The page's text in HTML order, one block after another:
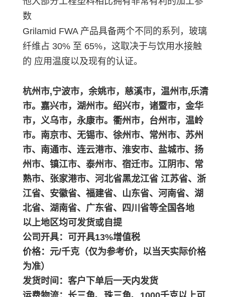
数
Grilamid FWA 产品具备两个不同的系列，玻璃
纤维占 30% 至 65%，这取决于与饮用水接触
的 应用温度以及现有的认证。
杭州市,宁波市，余姚市，慈溪市，温州市,乐清
市。嘉兴市，湖州市。绍兴市，诸暨市，金华
市，义乌市，永康市。衢州市，台州市，温岭
市。南京市、无锡市、徐州市、常州市、苏州
市、南通市、连云港市、淮安市、盐城市、扬
州市、镇江市、泰州市、宿迁市。江阴市、常
熟市、张家港市、河北省黑龙江省 江苏省、浙
江省、安徽省、福建省、山东省、河南省、湖
北省、湖南省、广东省、四川省等全国各地
以上地区均可发货或自提
公司开具：可开具13%增值税
价格：元/千克（仅为参考价，以当天实际价格
为准）
发货时间：客户下单后一天内发货